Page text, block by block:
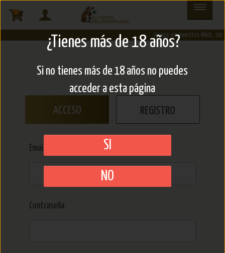
1
Juega en nuestra Web, sin
ACCESO REGISTRO
Email (*)
Contraseña
¿Tienes más de 18 años?
Si no tienes más de 18 años no puedes
acceder a esta página
SI
NO